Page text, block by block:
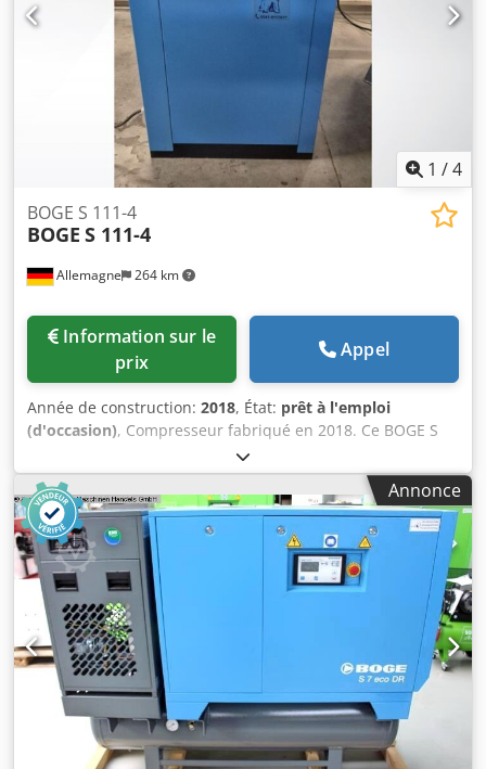
1 /4
Allemagne 264 km
BOGE S 111-4
BOGE S 111-4
prix
Appel
Année de construction: 2018, État: prêt à l'emploi
(d'occasion), Compresseur fabriqué en 2018. Ce BOGE S
111-4 a un débit d'air de 17,10 m³/min et une pression de
refoulement finale de 10 bar. Il est équipé d'un sécheur
réfrigéré modèle DS220, fabriqué en 2017. Si vous
cherchez à obtenir des capacités d'air comprimé de haute
qualité, considérez le compresseur BOGE S 111-4 que nous
avons à vendre. Contactez-nous pour plus de détails. • État
de l'appareil : Utilisé, non reconstruit - sans garantie •
Données techniques : • Débit d'air : 17,10 m³/min •
Pression de refoulement finale : 10 bar • Vitesse du moteur
: 1490 tr/min • Puissance nominale : Entraînement
principal - 110 KW Moteur du ventilateur - 3 KW
Équipement supplémentaire • Sécheur frigorifique : •
Fabricant : Boge • Modèle : DS220 Credpfx Aqsy Dggxsqsf •
Année de fabrication : 2017
Annonce